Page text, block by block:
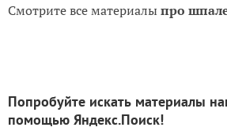
Смотрите все материалыпро
Попробуйте искать материалы
помощью Яндекс.Поиск!